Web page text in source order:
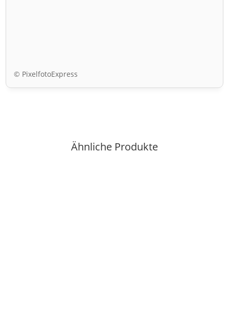
© PixelfotoExpress
Ähnliche Produkte